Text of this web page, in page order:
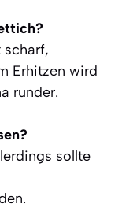
scharf,
Erhitzen wird
runder.
sollte